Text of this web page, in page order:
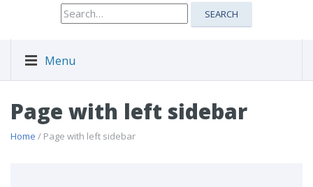
Search
for:
SEARCH
Menu
Page with left sidebar
Home / Page with left sidebar